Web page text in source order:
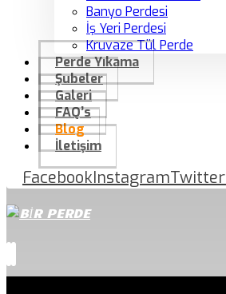
Banyo Perdesi
İş Yeri Perdesi
Kruvaze Tül Perde
Perde Yıkama
Şubeler
Galeri
FAQ’s
Blog
İletişim
FacebookInstagramTwitter